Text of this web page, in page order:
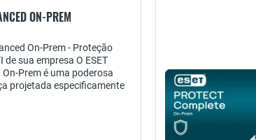
ON-PREM
On-Prem - Proteção
sua empresa O ESET
On-Prem é uma poderosa
projetada especificamente
desejam proteger sua